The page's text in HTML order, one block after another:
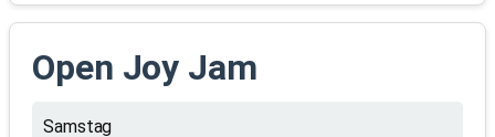
Open Joy Jam
Samstag